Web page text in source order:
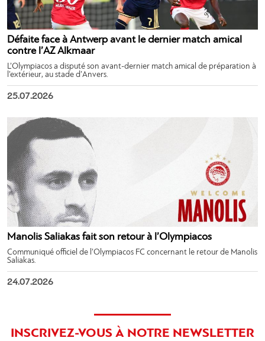
Défaite face à Antwerp avant le dernier match amical
contre l’AZ Alkmaar
L’Olympiacos a disputé son avant-dernier match amical de préparation à
l’extérieur, au stade d’Anvers.
25.07.2026
Manolis Saliakas fait son retour à l’Olympiacos
Communiqué officiel de l’Olympiacos FC concernant le retour de Manolis
Saliakas.
24.07.2026
INSCRIVEZ-VOUS À NOTRE NEWSLETTER